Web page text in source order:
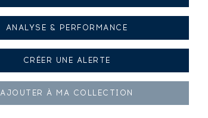
ANALYSE & PERFORMANCE
CRÉER UNE ALERTE
AJOUTER À MA COLLECTION